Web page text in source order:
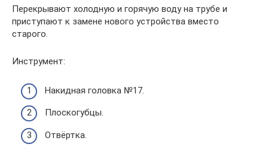
Перекрывают холодную и горячую воду на трубе и
приступают к замене нового устройства вместо
старого.
Инструмент:
Накидная головка №17.
Плоскогубцы.
Отвёртка.